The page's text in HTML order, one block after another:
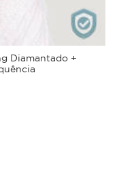
Diamantado +